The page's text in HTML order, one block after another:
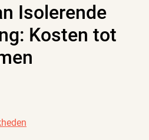
Isolerende
Kosten tot